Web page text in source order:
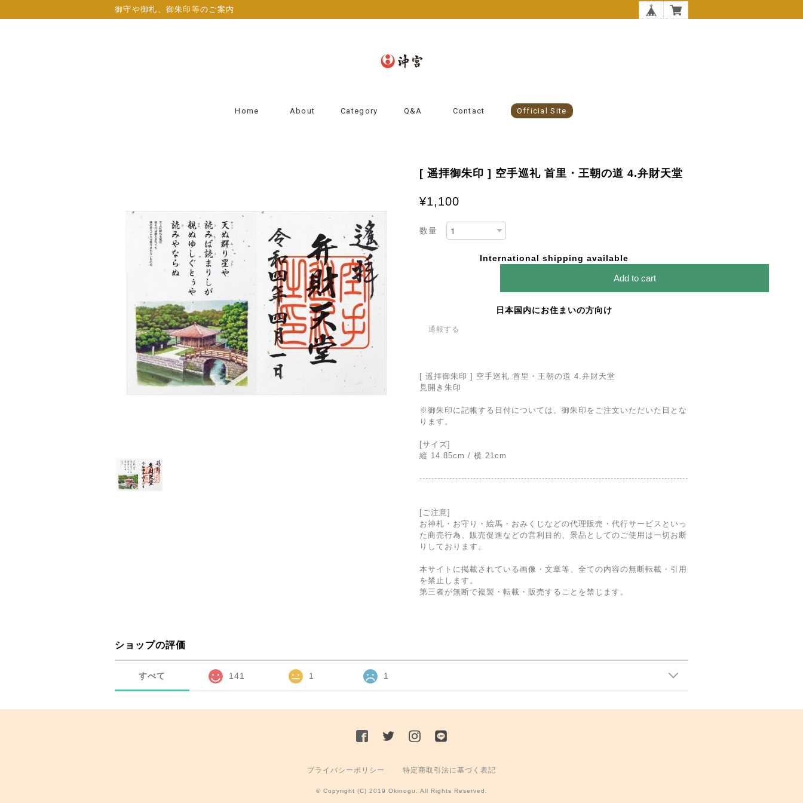
御守や御札、御朱印等のご案内
Home About Category Q&A Contact Official Site
[ 遥拝御朱印 ] 空手巡礼 首里・王朝の道 4.弁財天堂
¥1,100
数量
International shipping available
Add to cart
日本国内にお住まいの方向け
通報する
[ 遥拝御朱印 ] 空手巡礼 首里・王朝の道 4.弁財天堂
見開き朱印
※御朱印に記帳する日付については、御朱印をご注文いただいた日とな
ります。
[サイズ]
縦 14.85cm / 横 21cm
------------------------------------------------------------------------------------------
[ご注意]
お神札・お守り・絵馬・おみくじなどの代理販売・代行サービスといっ
た商売行為、販売促進などの営利目的、景品としてのご使用は一切お断
りしております。
本サイトに掲載されている画像・文章等、全ての内容の無断転載・引用
を禁止します。
第三者が無断で複製・転載・販売することを禁じます。
ショップの評価
すべて 141 1 1
プライバシーポリシー 特定商取引法に基づく表記
© Copyright (C) 2019 Okinogu. All Rights Reserved.